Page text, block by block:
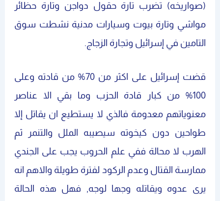
(صواريخه) تضرب تارة حقول دواجن وتارة حظائر
مواشي وتارة بيوت وسيارات مدنية نشطت سوق
التامين في إسرائيل وتجارة الزجاج.
قضت إسرائيل على اكثر من 70% من قادته وعلى
100% من كبار قادة الحزب وما بقي الا عناصر
معنوياتهم معدومة فالذي لا يستطيع ان يقاتل إلا
طواحين دون كيخوته سيصيبه الملل والتنمر ثم
الهرب لا محالة ففي علم الحروب يجب على الجندي
ممارسة القتال وعدم الركود لفترة طويلة والاهم انه
يرى عدوه ويقاتله وجها لوجه, فهل هذه الحالة